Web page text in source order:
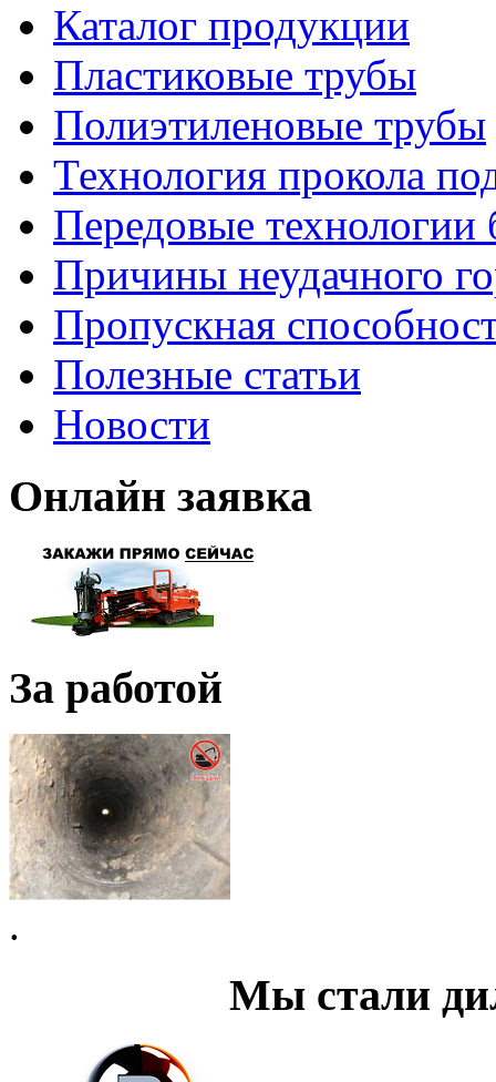
Каталог продукции
Пластиковые трубы
Полиэтиленовые трубы
Технология прокола
Передовые технологии
Причины неудачного
Пропускная
Полезные статьи
Новости
Онлайн заявка
За работой
.
Мы стали